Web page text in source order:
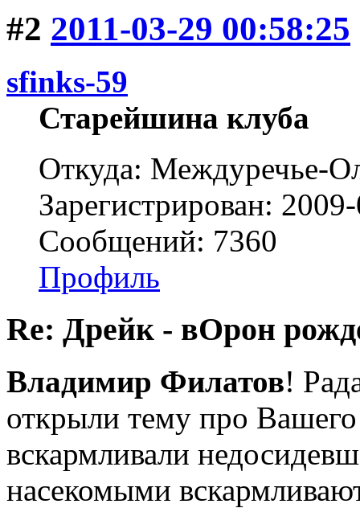
#2 2011-03-29 00:58:25
sfinks-59
Старейшина клуба
Откуда: Междуречье-
Зарегистрирован:
Сообщений: 7360
Профиль
Re: Дрейк - вОрон
Владимир Филатов!
открыли тему про
вскармливали
насекомыми